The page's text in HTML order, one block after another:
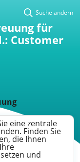
Suche ändern
für
Customer
eine zentrale
Finden Sie
die Ihnen
und